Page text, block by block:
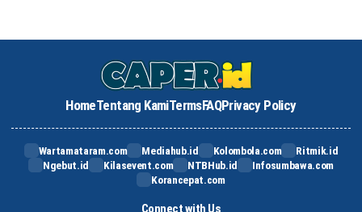
HomeTentang KamiTermsFAQPrivacy Policy
Wartamataram.com Mediahub.id Kolombola.com
Ritmik.id
Ngebut.id
Kilasevent.com NTBHub.id
Infosumbawa.com
Korancepat.com